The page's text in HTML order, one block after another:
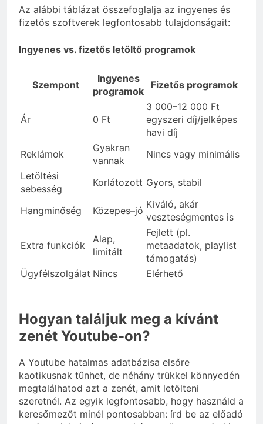
Az alábbi táblázat összefoglalja az ingyenes és
fizetős szoftverek legfontosabb tulajdonságait:
Ingyenes vs. fizetős letöltő programok
Szempont
Ingyenes
programok
Fizetős programok
Ár 0 Ft
3 000–12 000 Ft
egyszeri díj/jelképes
havi díj
Reklámok
Gyakran
vannak
Nincs vagy minimális
Letöltési
sebesség
Korlátozott Gyors, stabil
Hangminőség Közepes–jó
Kiváló, akár
veszteségmentes is
Extra funkciók
Alap,
limitált
Fejlett (pl.
metaadatok, playlist
támogatás)
Ügyfélszolgálat Nincs Elérhető
Hogyan találjuk meg a kívánt
zenét Youtube-on?
A Youtube hatalmas adatbázisa elsőre
kaotikusnak tűnhet, de néhány trükkel könnyedén
megtalálhatod azt a zenét, amit letölteni
szeretnél. Az egyik legfontosabb, hogy használd a
keresőmezőt minél pontosabban: írd be az előadó